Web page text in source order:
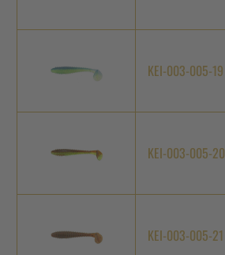
KEI-003-005-19
KEI-003-005-20
KEI-003-005-21